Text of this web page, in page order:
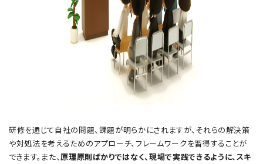
研修を通じて自社の問題、課題が明らかにされますが、それらの解決策
や対処法を考えるためのアプローチ、フレームワークを習得することが
できます。また、原理原則ばかりではなく、現場で実践できるように、スキ